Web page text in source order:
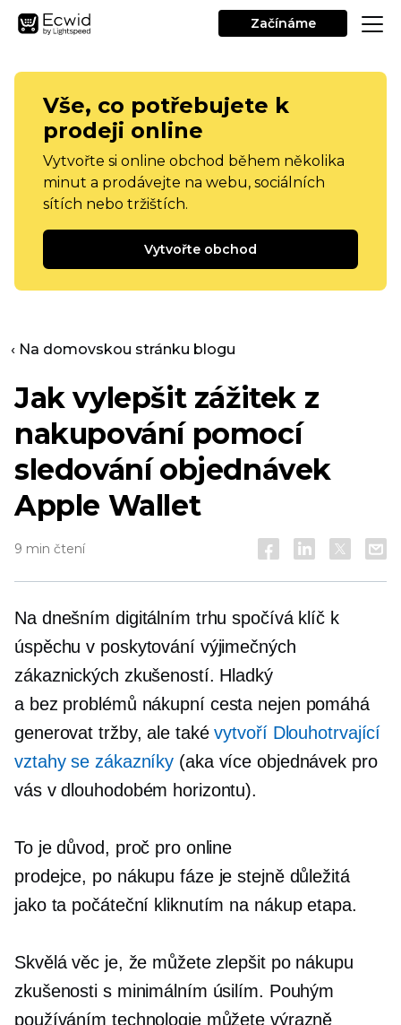
Začínáme
Vše, co potřebujete k
prodeji online
Vytvořte si online obchod během několika
minut a prodávejte na webu, sociálních
sítích nebo tržištích.
Vytvořte obchod
‹ Na domovskou stránku blogu
Jak vylepšit zážitek z
nakupování pomocí
sledování objednávek
Apple Wallet
9 min čtení
Na dnešním digitálním trhu spočívá klíč k
úspěchu v poskytování výjimečných
zákaznických zkušeností. Hladký
a bez problémů nákupní cesta nejen pomáhá
generovat tržby, ale takévytvoří Dlouhotrvající
vztahy se zákazníky (aka více objednávek pro
vás v dlouhodobém horizontu).
To je důvod, proč pro online
prodejce, po nákupu fáze je stejně důležitá
jako ta počáteční kliknutím na nákupetapa.
Skvělá věc je, že můžete zlepšit po nákupu
zkušenosti s minimálním úsilím. Pouhým
používáním technologie můžete výrazně